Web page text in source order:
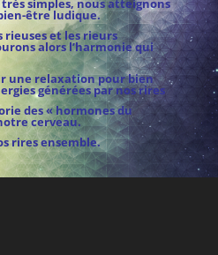
simples, nous atteignons
être ludique.
rieuses et les rieurs
alors l’harmonie qui
une relaxation pour bien
générées par nos rires
des « hormones du
cerveau.
rires ensemble.